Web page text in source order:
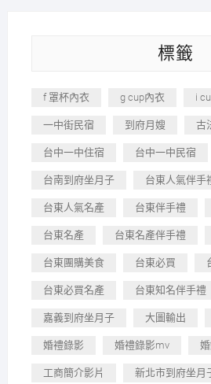
標籤
f 罩杯內衣 g cup內衣 i
一中街民宿 到府月嫂 古
台中一中住宿 台中一中民宿
台南到府坐月子 台東人氣伴手
台東人氣名產 台東伴手禮
台東名產 台東名產伴手禮
台東團購美食 台東必買
台東必買名產 台東知名伴手禮
嘉義到府坐月子 大圖輸出
婚禮錄影 婚禮錄影mv
工商簡介影片 新北市到府坐月